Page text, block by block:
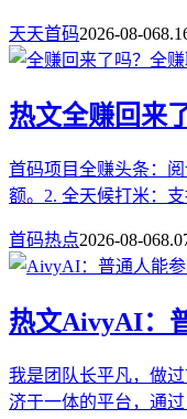
天天首码2026-08-06
热文全赚回来
首码项目全赚头条：
额。2. 全天候打米：
首码热点2026-08-06
热文AivyAI：
我是团队长平凡，做
济于一体的平台，通